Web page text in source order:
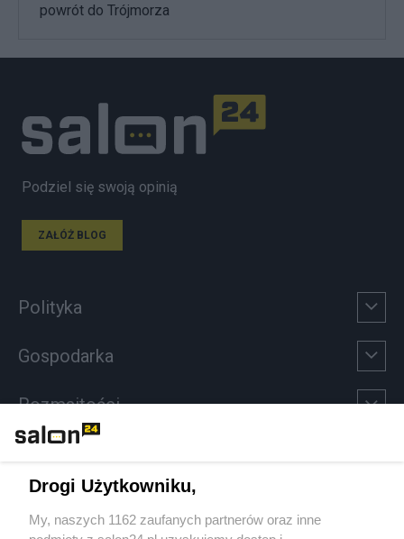
powrót do Trójmorza
Podziel się swoją opinią
ZAŁÓŻ BLOG
Polityka
Gospodarka
Rozmaitości
Sport
Drogi Użytkowniku,
My, naszych 1162 zaufanych partnerów oraz inne